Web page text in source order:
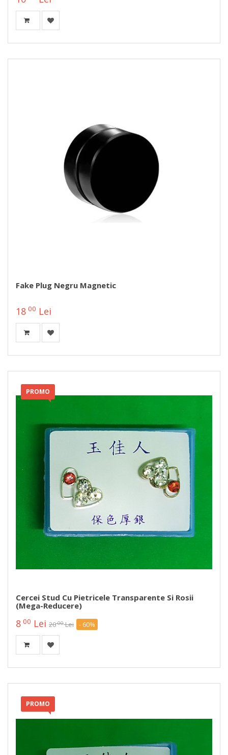
Fake Plug Negru Magnetic
18 00 Lei
PROMO
Cercei Stud Cu Pietricele Transparente Si Rosii
(mega-Reducere)
8 00 Lei 2000 Lei - 60%
PROMO